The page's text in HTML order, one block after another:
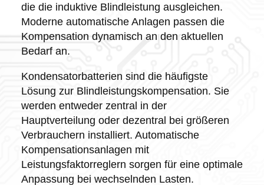
die die induktive Blindleistung ausgleichen.
Moderne automatische Anlagen passen die
Kompensation dynamisch an den aktuellen
Bedarf an.
Kondensatorbatterien sind die häufigste
Lösung zur Blindleistungskompensation. Sie
werden entweder zentral in der
Hauptverteilung oder dezentral bei größeren
Verbrauchern installiert. Automatische
Kompensationsanlagen mit
Leistungsfaktorreglern sorgen für eine optimale
Anpassung bei wechselnden Lasten.